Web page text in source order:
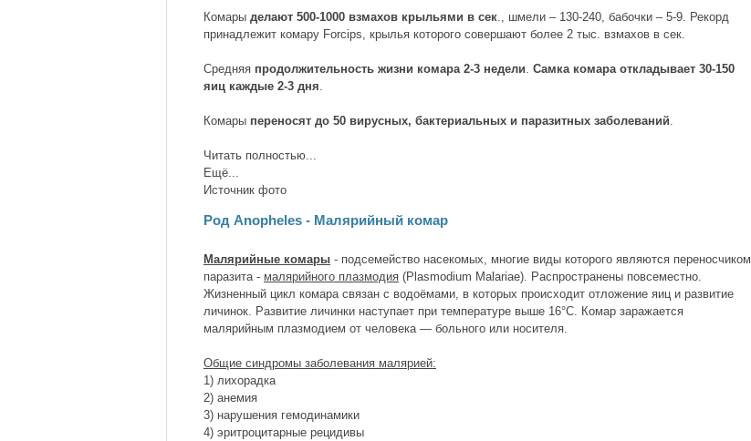
Комары делают 500-1000 взмахов крыльями в сек., шмели – 130-240, бабочки – 5-9. Рекорд
принадлежит комару Forcips, крылья которого совершают более 2 тыс. взмахов в сек.
Средняя продолжительность жизни комара 2-3 недели. Самка комара откладывает 30-150
яиц каждые 2-3 дня.
Комары переносят до 50 вирусных, бактериальных и паразитных заболеваний.
Читать полностью...
Ещё...
Источник фото
Род Anopheles - Малярийный комар
Малярийные комары - подсемейство насекомых, многие виды которого являются переносчиком
паразита - малярийного плазмодия (Plasmodium Malariae). Распространены повсеместно.
Жизненный цикл комара связан с водоёмами, в которых происходит отложение яиц и развитие
личинок. Развитие личинки наступает при температуре выше 16°C. Комар заражается
малярийным плазмодием от человека — больного или носителя.
Общие синдромы заболевания малярией:
1) лихорадка
2) анемия
3) нарушения гемодинамики
4) эритроцитарные рецидивы